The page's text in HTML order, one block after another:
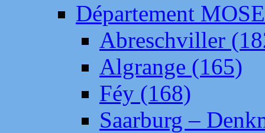
Département
Abreschviller
Algrange (165)
Féy (168)
Saarburg –